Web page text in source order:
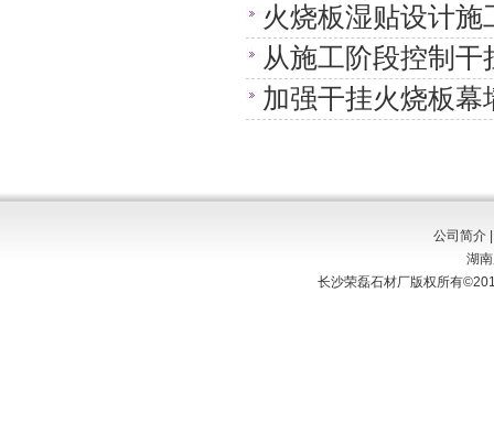
火烧板湿贴设计施
从施工阶段控制
加强干挂火烧板
公司简介
湖
长沙荣磊石材厂版权所有